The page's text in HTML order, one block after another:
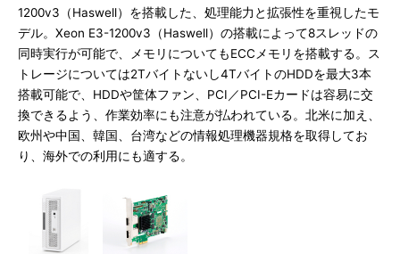
1200v3（Haswell）を搭載した、処理能力と拡張性を重視したモ
デル。Xeon E3-1200v3（Haswell）の搭載によって8スレッドの
同時実行が可能で、メモリについてもECCメモリを搭載する。ス
トレージについては2Tバイトないし4TバイトのHDDを最大3本
搭載可能で、HDDや筐体ファン、PCI／PCI-Eカードは容易に交
換できるよう、作業効率にも注意が払われている。北米に加え、
欧州や中国、韓国、台湾などの情報処理機器規格を取得してお
り、海外での利用にも適する。